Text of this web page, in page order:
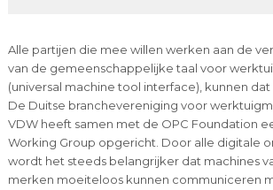
Alle partijen die mee willen werken aan de
van de gemeenschappelijke taal voor
(universal machine tool interface), kunnen
De Duitse branchevereniging voor
VDW heeft samen met de OPC Foundation
Working Group opgericht. Door alle digitale
wordt het steeds belangrijker dat machines
merken moeiteloos kunnen communiceren